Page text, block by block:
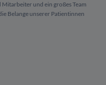
und ein großes Team
Belange unserer Patientinnen